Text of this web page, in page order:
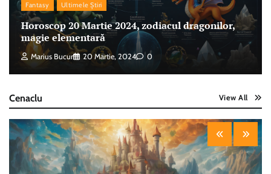
Fantasy Ultimele Știri
Horoscop 20 Martie 2024, zodiacul dragonilor,
magie elementară
Marius Bucur 20 Martie, 2024 0
Cenaclu View All